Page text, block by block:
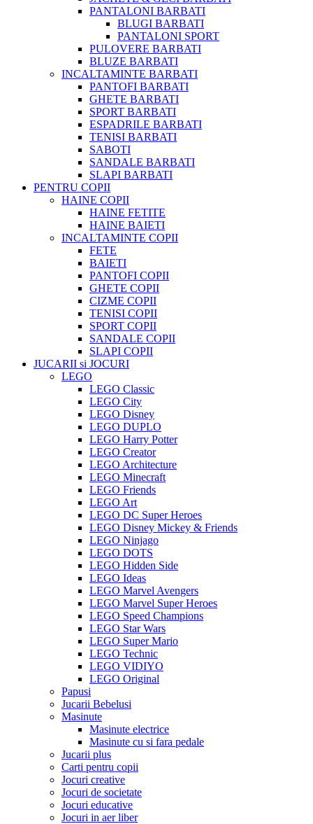
PANTALONI BARBATI
BLUGI BARBATI
PANTALONI SPORT
PULOVERE BARBATI
BLUZE BARBATI
INCALTAMINTE BARBATI
PANTOFI BARBATI
GHETE BARBATI
SPORT BARBATI
ESPADRILE BARBATI
TENISI BARBATI
SABOTI
SANDALE BARBATI
SLAPI BARBATI
PENTRU COPII
HAINE COPII
HAINE FETITE
HAINE BAIETI
INCALTAMINTE COPII
FETE
BAIETI
PANTOFI COPII
GHETE COPII
CIZME COPII
TENISI COPII
SPORT COPII
SANDALE COPII
SLAPI COPII
JUCARII si JOCURI
LEGO
LEGO Classic
LEGO City
LEGO Disney
LEGO DUPLO
LEGO Harry Potter
LEGO Creator
LEGO Architecture
LEGO Minecraft
LEGO Friends
LEGO Art
LEGO DC Super Heroes
LEGO Disney Mickey & Friends
LEGO Ninjago
LEGO DOTS
LEGO Hidden Side
LEGO Ideas
LEGO Marvel Avengers
LEGO Marvel Super Heroes
LEGO Speed Champions
LEGO Star Wars
LEGO Super Mario
LEGO Technic
LEGO VIDIYO
LEGO Original
Papusi
Jucarii Bebelusi
Masinute
Masinute electrice
Masinute cu si fara pedale
Jucarii plus
Carti pentru copii
Jocuri creative
Jocuri de societate
Jocuri educative
Jocuri in aer liber